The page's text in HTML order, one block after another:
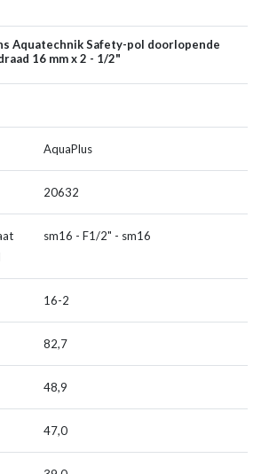
Aquatechnik Safety-pol doorlopende
16 mm x 2 - 1/2"
AquaPlus
20632
sm16 - F1/2" - sm16
16-2
82,7
48,9
47,0